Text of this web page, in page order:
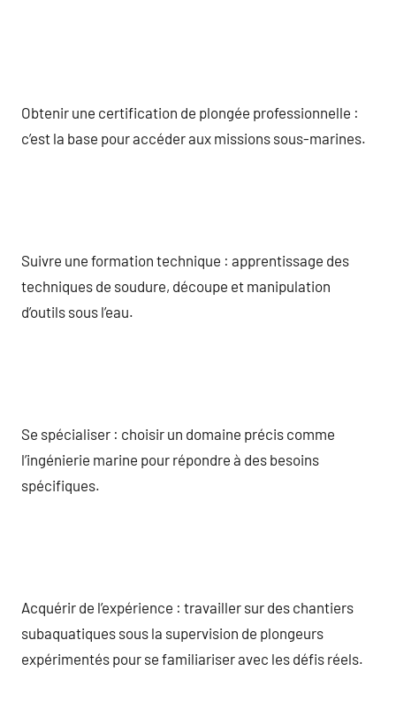
Obtenir une certification de plongée professionnelle :
c’est la base pour accéder aux missions sous-marines.
Suivre une formation technique : apprentissage des
techniques de soudure, découpe et manipulation
d’outils sous l’eau.
Se spécialiser : choisir un domaine précis comme
l’ingénierie marine pour répondre à des besoins
spécifiques.
Acquérir de l’expérience : travailler sur des chantiers
subaquatiques sous la supervision de plongeurs
expérimentés pour se familiariser avec les défis réels.